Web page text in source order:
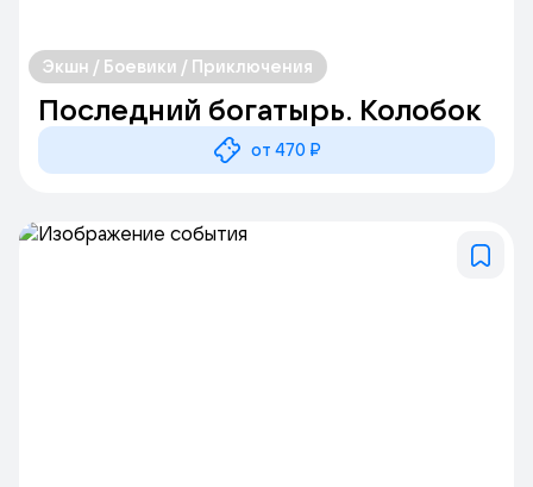
Экшн / Боевики / Приключения
Последний богатырь. Колобок
от 470 ₽